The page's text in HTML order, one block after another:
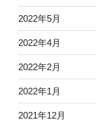
2022年5月
2022年4月
2022年2月
2022年1月
2021年12月